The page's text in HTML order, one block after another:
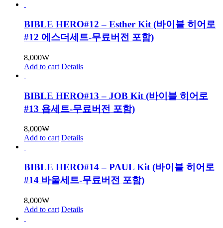
BIBLE HERO#12 – Esther Kit (바이블 히어로
#12 에스더세트-무료버전 포함)
8,000₩
Add to cart Details
BIBLE HERO#13 – JOB Kit (바이블 히어로
#13 욥세트-무료버전 포함)
8,000₩
Add to cart Details
BIBLE HERO#14 – PAUL Kit (바이블 히어로
#14 바울세트-무료버전 포함)
8,000₩
Add to cart Details